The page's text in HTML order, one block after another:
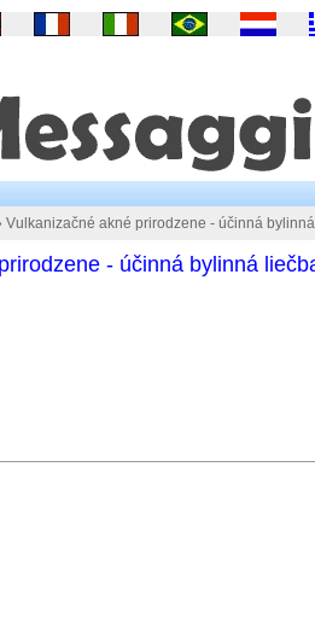
Vulkanizačné akné prirodzene - účinná
- účinná bylinná